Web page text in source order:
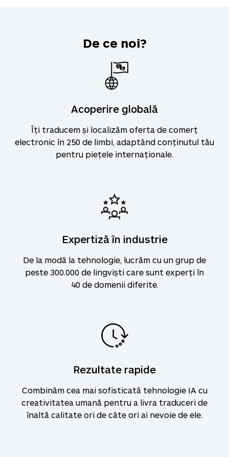
De ce noi?
Acoperire globală
Îți traducem și localizăm oferta de comerț
electronic în 250 de limbi, adaptând conținutul tău
pentru piețele internaționale.
Expertiză în industrie
De la modă la tehnologie, lucrăm cu un grup de
peste 300.000 de lingviști care sunt experți în
40 de domenii diferite.
Rezultate rapide
Combinăm cea mai sofisticată tehnologie IA cu
creativitatea umană pentru a livra traduceri de
înaltă calitate ori de câte ori ai nevoie de ele.